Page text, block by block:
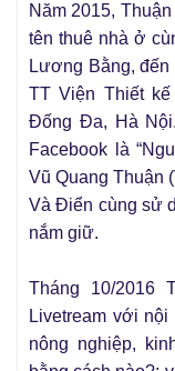
Năm 2015,
tên thuê nhà ở
Lương Bằng, đến
TT Viện Thiết
Đống Đa, Hà
Facebook là
Vũ Quang Thuận
Và Điển cùng sử
nắm giữ.
Tháng 10/2016
Livetream với
nông nghiệp,